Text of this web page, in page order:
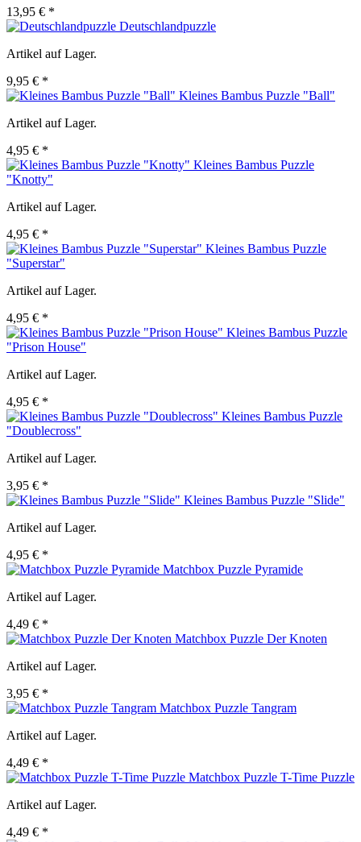
13,95 € *
Deutschlandpuzzle
Artikel auf Lager.
9,95 € *
Kleines Bambus Puzzle "Ball"
Artikel auf Lager.
4,95 € *
Kleines Bambus Puzzle
"Knotty"
Artikel auf Lager.
4,95 € *
Kleines Bambus Puzzle
"Superstar"
Artikel auf Lager.
4,95 € *
Kleines Bambus Puzzle
"Prison House"
Artikel auf Lager.
4,95 € *
Kleines Bambus Puzzle
"Doublecross"
Artikel auf Lager.
3,95 € *
Kleines Bambus Puzzle "Slide"
Artikel auf Lager.
4,95 € *
Matchbox Puzzle Pyramide
Artikel auf Lager.
4,49 € *
Matchbox Puzzle Der Knoten
Artikel auf Lager.
3,95 € *
Matchbox Puzzle Tangram
Artikel auf Lager.
4,49 € *
Matchbox Puzzle T-Time Puzzle
Artikel auf Lager.
4,49 € *